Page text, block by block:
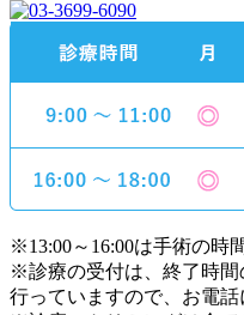
※13:00～16:00は手術の時
※診療の受付は、終了時間
行っていますので、お電話